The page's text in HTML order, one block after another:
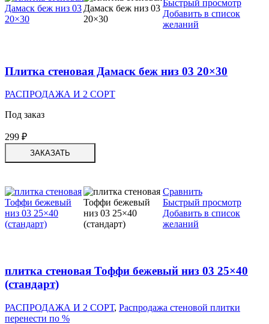
Быстрый просмотр
Добавить в список
желаний
Плитка стеновая Дамаск беж низ 03 20×30
РАСПРОДАЖА И 2 СОРТ
Под заказ
299 ₽
ЗАКАЗАТЬ
Сравнить
Быстрый просмотр
Добавить в список
желаний
плитка стеновая Тоффи бежевый низ 03 25×40
(стандарт)
РАСПРОДАЖА И 2 СОРТ, Распродажа стеновой плитки
перенести по %